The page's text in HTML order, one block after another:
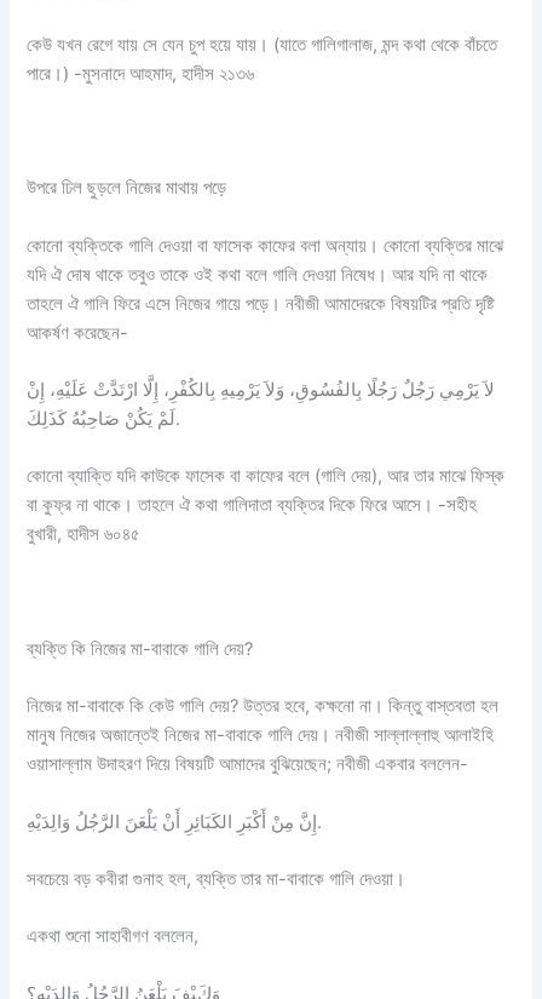
কেউ যখন রেগে যায় সে যেন চুপ হয়ে যায়। (যাতে গালিগালাজ, মন্দ কথা থেকে বাঁচতে
পারে।) -মুসনাদে আহমাদ, হাদীস ২১৩৬
উপরে ঢিল ছুড়লে নিজের মাথায় পড়ে
কোনো ব্যক্তিকে গালি দেওয়া বা ফাসেক কাফের বলা অন্যায়। কোনো ব্যক্তির মাঝে
যদি ঐ দোষ থাকে তবুও তাকে ওই কথা বলে গালি দেওয়া নিষেধ। আর যদি না থাকে
তাহলে ঐ গালি ফিরে এসে নিজের গায়ে পড়ে। নবীজী আমাদেরকে বিষয়টির প্রতি দৃষ্টি
আকর্ষণ করেছেন-
لاَ يَرْمِي رَجُلٌ رَجُلًا بِالفُسُوقِ، وَلاَ يَرْمِيهِ بِالكُفْرِ، إِلَّا ارْتَدَّتْ عَلَيْهِ، إِنْ
لَمْ يَكُنْ صَاحِبُهُ كَذَلِكَ.
কোনো ব্যাক্তি যদি কাউকে ফাসেক বা কাফের বলে (গালি দেয়), আর তার মাঝে ফিস্ক
বা কুফ্র না থাকে। তাহলে ঐ কথা গালিদাতা ব্যক্তির দিকে ফিরে আসে। -সহীহ
বুখারী, হাদীস ৬০৪৫
ব্যক্তি কি নিজের মা-বাবাকে গালি দেয়?
নিজের মা-বাবাকে কি কেউ গালি দেয়? উত্তর হবে, কক্ষনো না। কিন্তু বাস্তবতা হল
মানুষ নিজের অজান্তেই নিজের মা-বাবাকে গালি দেয়। নবীজী সাল্লাল্লাহু আলাইহি
ওয়াসাল্লাম উদাহরণ দিয়ে বিষয়টি আমাদের বুঝিয়েছেন; নবীজী একবার বললেন-
إِنَّ مِنْ أَكْبَرِ الكَبَائِرِ أَنْ يَلْعَنَ الرَّجُلُ وَالِدَيْهِ.
সবচেয়ে বড় কবীরা গুনাহ হল, ব্যক্তি তার মা-বাবাকে গালি দেওয়া।
একথা শুনো সাহাবীগণ বললেন,
وَكَيْفَ يَلْعَنُ الرَّجُلُ وَالِدَيْهِ؟